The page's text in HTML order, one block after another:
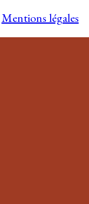
Mentions légales